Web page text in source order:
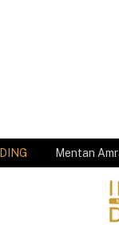
Mentan